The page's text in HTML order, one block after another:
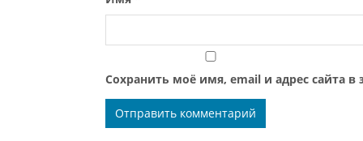
Сохранить моё имя, email и адрес сайта